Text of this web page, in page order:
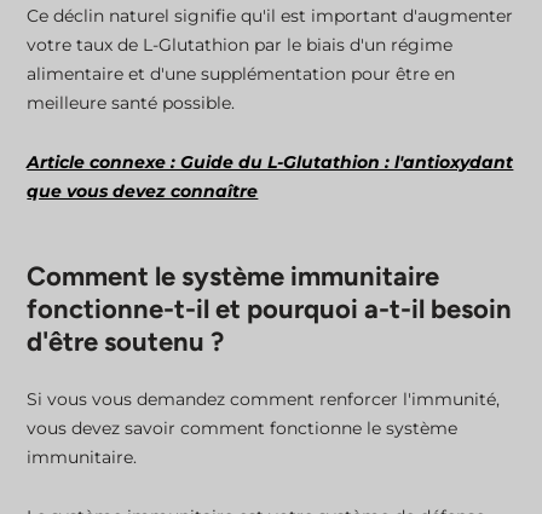
Ce déclin naturel signifie qu'il est important d'augmenter
votre taux de L-Glutathion par le biais d'un régime
alimentaire et d'une supplémentation pour être en
meilleure santé possible.
Article connexe : Guide du L-Glutathion : l'antioxydant
que vous devez connaître
Comment le système immunitaire
fonctionne-t-il et pourquoi a-t-il besoin
d'être soutenu ?
Si vous vous demandez comment renforcer l'immunité,
vous devez savoir comment fonctionne le système
immunitaire.